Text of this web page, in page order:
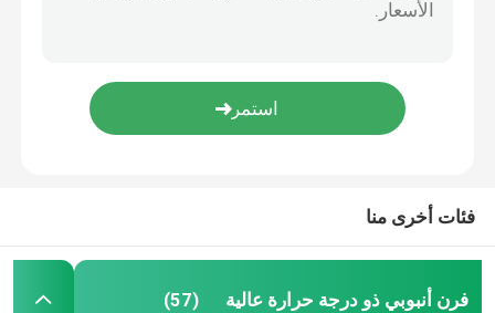
فئات أخرى منا
فرن أنبوبي ذو درجة حرارة عالية (57)